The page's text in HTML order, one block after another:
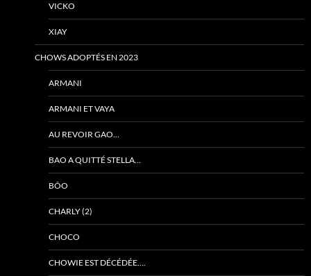
VICKO
XIAY
CHOWS ADOPTÉS EN 2023
ARMANI
ARMANI ET VAYA
AU REVOIR GAO…
BAO A QUITTÉ STELLA…
BÔO
CHARLY (2)
CHOCO
CHOWIE EST DÉCÉDÉE….